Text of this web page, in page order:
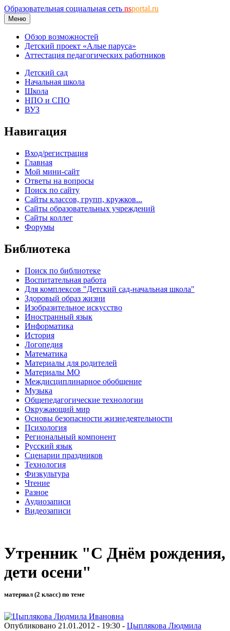
Образовательная социальная сеть nsportal.ru
Меню
Обзор возможностей
Детский проект «Алые паруса»
Аттестация педагогических работников
Детский сад
Начальная школа
Школа
НПО и СПО
ВУЗ
Навигация
Вход/регистрация
Главная
Мой мини-сайт
Ответы на вопросы
Поиск по сайту
Сайты классов, групп, кружков...
Сайты образовательных учреждений
Сайты коллег
Форумы
Библиотека
Поиск по библиотеке
Воспитательная работа
Для комплексов "Детский сад-начальная школа"
Здоровый образ жизни
Изобразительное искусство
Иностранный язык
Информатика
История
Логопедия
Математика
Материалы для родителей
Материалы МО
Междисциплинарное обобщение
Музыка
Общепедагогические технологии
Окружающий мир
Основы безопасности жизнедеятельности
Психология
Региональный компонент
Русский язык
Сценарии праздников
Технология
Физкультура
Чтение
Разное
Аудиозаписи
Видеозаписи
Утренник "С Днём рождения,
дети осени"
материал (2 класс) по теме
Опубликовано 21.01.2012 - 19:30 - Цыплякова Людмила